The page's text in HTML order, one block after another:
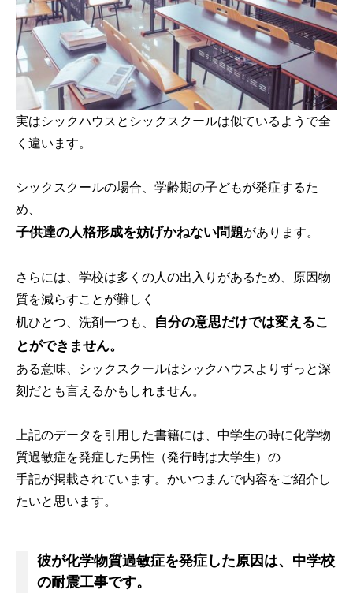
実はシックハウスとシックスクールは似ているようで全
く違います。
シックスクールの場合、学齢期の子どもが発症するた
め、
子供達の人格形成を妨げかねない問題があります。
さらには、学校は多くの人の出入りがあるため、原因物
質を減らすことが難しく
机ひとつ、洗剤一つも、 自分の意思だけでは変えるこ
とができません。
ある意味、シックスクールはシックハウスよりずっと深
刻だとも言えるかもしれません。
上記のデータを引用した書籍には、中学生の時に化学物
質過敏症を発症した男性（発行時は大学生）の
手記が掲載されています。かいつまんで内容をご紹介し
たいと思います。
彼が化学物質過敏症を発症した原因は、中学校
の耐震工事です。